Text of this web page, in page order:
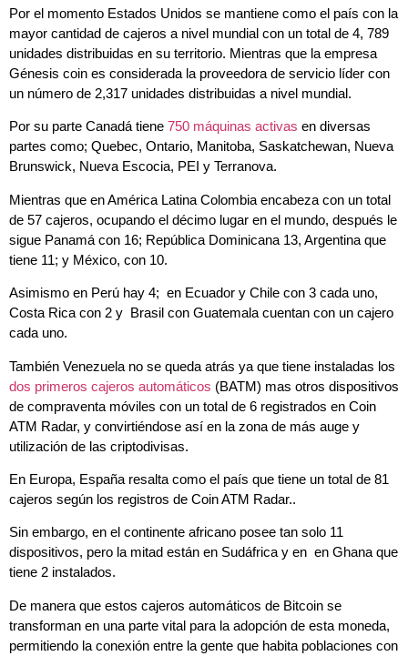
Por el momento Estados Unidos se mantiene como el país con la
mayor cantidad de cajeros a nivel mundial con un total de 4, 789
unidades distribuidas en su territorio. Mientras que la empresa
Génesis coin es considerada la proveedora de servicio líder con
un número de 2,317 unidades distribuidas a nivel mundial.
Por su parte Canadá tiene 750 máquinas activas en diversas
partes como; Quebec, Ontario, Manitoba, Saskatchewan, Nueva
Brunswick, Nueva Escocia, PEI y Terranova.
Mientras que en América Latina Colombia encabeza con un total
de 57 cajeros, ocupando el décimo lugar en el mundo, después le
sigue Panamá con 16; República Dominicana 13, Argentina que
tiene 11; y México, con 10.
Asimismo en Perú hay 4; en Ecuador y Chile con 3 cada uno,
Costa Rica con 2 y Brasil con Guatemala cuentan con un cajero
cada uno.
También Venezuela no se queda atrás ya que tiene instaladas los
dos primeros cajeros automáticos (BATM) mas otros dispositivos
de compraventa móviles con un total de 6 registrados en Coin
ATM Radar, y convirtiéndose así en la zona de más auge y
utilización de las criptodivisas.
En Europa, España resalta como el país que tiene un total de 81
cajeros según los registros de Coin ATM Radar..
Sin embargo, en el continente africano posee tan solo 11
dispositivos, pero la mitad están en Sudáfrica y en en Ghana que
tiene 2 instalados.
De manera que estos cajeros automáticos de Bitcoin se
transforman en una parte vital para la adopción de esta moneda,
permitiendo la conexión entre la gente que habita poblaciones con